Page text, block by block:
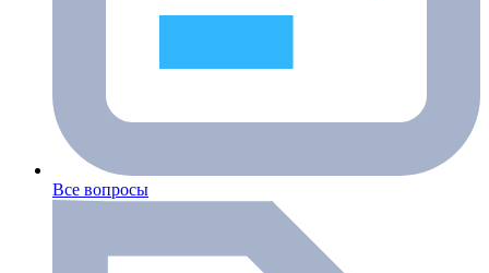
Все вопросы